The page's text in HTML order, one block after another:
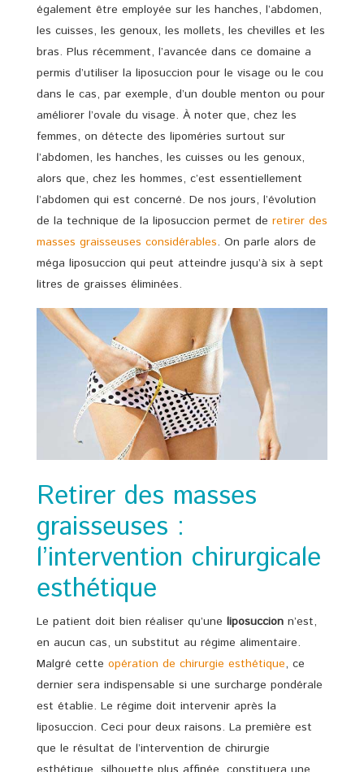
également être employée sur les hanches, l’abdomen,
les cuisses, les genoux, les mollets, les chevilles et les
bras. Plus récemment, l’avancée dans ce domaine a
permis d’utiliser la liposuccion pour le visage ou le cou
dans le cas, par exemple, d’un double menton ou pour
améliorer l’ovale du visage. À noter que, chez les
femmes, on détecte des lipoméries surtout sur
l’abdomen, les hanches, les cuisses ou les genoux,
alors que, chez les hommes, c’est essentiellement
l’abdomen qui est concerné. De nos jours, l’évolution
de la technique de la liposuccion permet de retirer des
masses graisseuses considérables. On parle alors de
méga liposuccion qui peut atteindre jusqu’à six à sept
litres de graisses éliminées.
Retirer des masses
graisseuses :
l’intervention chirurgicale
esthétique
Le patient doit bien réaliser qu’une liposuccion n’est,
en aucun cas, un substitut au régime alimentaire.
Malgré cette opération de chirurgie esthétique, ce
dernier sera indispensable si une surcharge pondérale
est établie. Le régime doit intervenir après la
liposuccion. Ceci pour deux raisons. La première est
que le résultat de l’intervention de chirurgie